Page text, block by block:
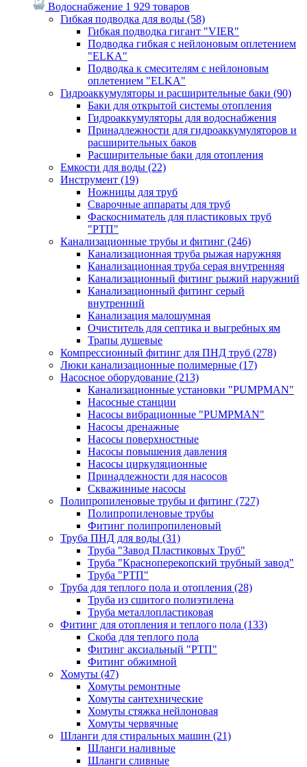
Водоснабжение 1 929 товаров
Гибкая подводка для воды (58)
Гибкая подводка гигант "VIER"
Подводка гибкая с нейлоновым оплетением
"ELKA"
Подводка к смесителям с нейлоновым
оплетением "ELKA"
Гидроаккумуляторы и расширительные баки (90)
Баки для открытой системы отопления
Гидроаккумуляторы для водоснабжения
Принадлежности для гидроаккумуляторов и
расширительных баков
Расширительные баки для отопления
Емкости для воды (22)
Инструмент (19)
Ножницы для труб
Сварочные аппараты для труб
Фаскосниматель для пластиковых труб
"РТП"
Канализационные трубы и фитинг (246)
Канализационная труба рыжая наружняя
Канализационная труба серая внутренняя
Канализационный фитинг рыжий наружний
Канализационный фитинг серый
внутренний
Канализация малошумная
Очиститель для септика и выгребных ям
Трапы душевые
Компрессионный фитинг для ПНД труб (278)
Люки канализационные полимерные (17)
Насосное оборудование (213)
Канализационные установки "PUMPMAN"
Насосные станции
Насосы вибрационные "PUMPMAN"
Насосы дренажные
Насосы поверхностные
Насосы повышения давления
Насосы циркуляционные
Принадлежности для насосов
Скважинные насосы
Полипропиленовые трубы и фитинг (727)
Полипропиленовые трубы
Фитинг полипропиленовый
Труба ПНД для воды (31)
Труба "Завод Пластиковых Труб"
Труба "Красноперекопский трубный завод"
Труба "РТП"
Труба для теплого пола и отопления (28)
Труба из сшитого полиэтилена
Труба металлопластиковая
Фитинг для отопления и теплого пола (133)
Скоба для теплого пола
Фитинг аксиальный "РТП"
Фитинг обжимной
Хомуты (47)
Хомуты ремонтные
Хомуты сантехнические
Хомуты стяжка нейлоновая
Хомуты червячные
Шланги для стиральных машин (21)
Шланги наливные
Шланги сливные